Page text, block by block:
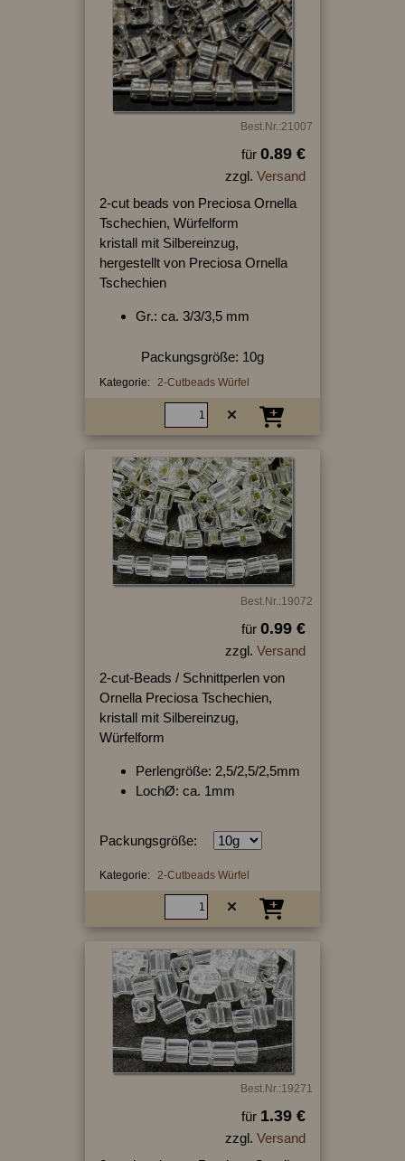
Best.Nr.:21007
für 0.89 €
zzgl. Versand
2-cut beads von Preciosa Ornella
Tschechien, Würfelform
kristall mit Silbereinzug,
hergestellt von Preciosa Ornella
Tschechien
Gr.: ca. 3/3/3,5 mm
Packungsgröße: 10g
Kategorie: 2-Cutbeads Würfel
Best.Nr.:19072
für 0.99 €
zzgl. Versand
2-cut-Beads / Schnittperlen von
Ornella Preciosa Tschechien,
kristall mit Silbereinzug,
Würfelform
Perlengröße: 2,5/2,5/2,5mm
LochØ: ca. 1mm
Packungsgröße:
Kategorie: 2-Cutbeads Würfel
Best.Nr.:19271
für 1.39 €
zzgl. Versand